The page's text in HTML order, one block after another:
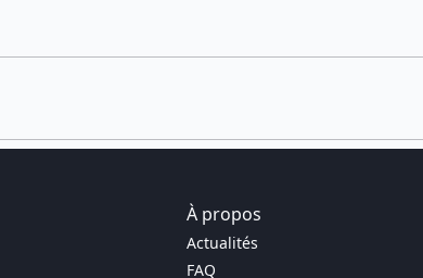
À propos
Actualités
FAQ